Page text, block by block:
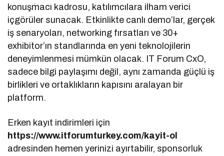
konuşmacı kadrosu, katılımcılara ilham verici
içgörüler sunacak. Etkinlikte canlı demo’lar, gerçek
iş senaryoları, networking fırsatları ve 30+
exhibitor’ın standlarında en yeni teknolojilerin
deneyimlenmesi mümkün olacak. IT Forum CxO,
sadece bilgi paylaşımı değil, aynı zamanda güçlü iş
birlikleri ve ortaklıkların kapısını aralayan bir
platform.
Erken kayıt indirimleri için
https://www.itforumturkey.com/kayit-ol
adresinden hemen yerinizi ayırtabilir, sponsorluk